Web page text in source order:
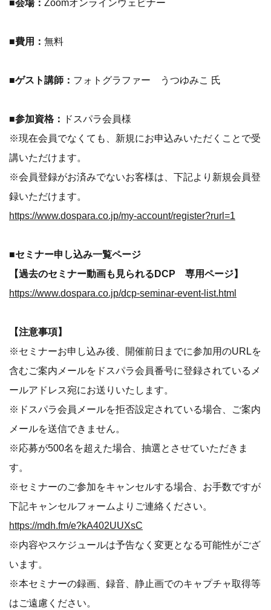
■会場： Zoomオンラインウェビナー
■費用： 無料
■ゲスト講師： フォトグラファー うつゆみこ 氏
■参加資格：
ドスパラ会員様
※現在会員でなくても、新規にお申込みいただくことで受
講いただけます。
※会員登録がお済みでないお客様は、下記より新規会員登
録いただけます。
https://www.dospara.co.jp/my-account/register?rurl=1
■セミナー申し込み一覧ページ
【過去のセミナー動画も見られるDCP 専用ページ】
https://www.dospara.co.jp/dcp-seminar-event-list.html
【注意事項】
※セミナーお申し込み後、開催前日までに参加用のURLを
含むご案内メールをドスパラ会員番号に登録されているメ
ールアドレス宛にお送りいたします。
※ドスパラ会員メールを拒否設定されている場合、ご案内
メールを送信できません。
※応募が500名を超えた場合、抽選とさせていただきま
す。
※セミナーのご参加をキャンセルする場合、お手数ですが
下記キャンセルフォームよりご連絡ください。
https://mdh.fm/e?kA402UUXsC
※内容やスケジュールは予告なく変更となる可能性がござ
います。
※本セミナーの録画、録音、静止画でのキャプチャ取得等
はご遠慮ください。